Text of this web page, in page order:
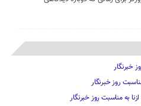
خبرنگار
روز خبرنگار
به مناسبت روز خبرنگار